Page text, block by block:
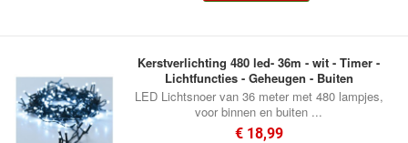
Kerstverlichting 480 led- 36m - wit - Timer -
Lichtfuncties - Geheugen - Buiten
LED Lichtsnoer van 36 meter met 480 lampjes,
voor binnen en buiten ...
€ 18,99